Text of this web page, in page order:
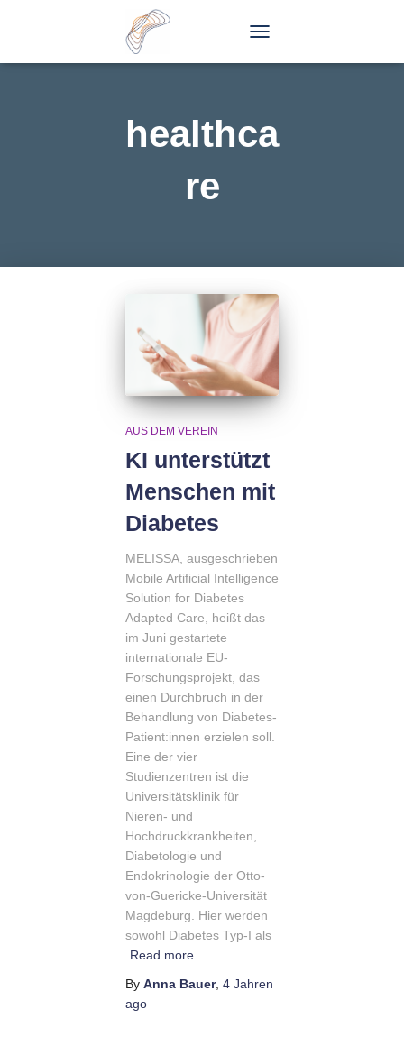
NAVIGATION
healthca
re
AUS DEM VEREIN
KI unterstützt
Menschen mit
Diabetes
MELISSA, ausgeschrieben
Mobile Artificial Intelligence
Solution for Diabetes
Adapted Care, heißt das
im Juni gestartete
internationale EU-
Forschungsprojekt, das
einen Durchbruch in der
Behandlung von Diabetes-
Patient:innen erzielen soll.
Eine der vier
Studienzentren ist die
Universitätsklinik für
Nieren- und
Hochdruckkrankheiten,
Diabetologie und
Endokrinologie der Otto-
von-Guericke-Universität
Magdeburg. Hier werden
sowohl Diabetes Typ-I als
Read more…
By Anna Bauer, 4 Jahren
ago